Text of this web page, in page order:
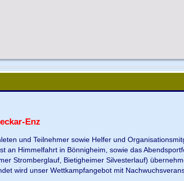
Enz
und Teilnehmer sowie Helfer und
an Himmelfahrt in Bönnigheim, sowie das
Stromberglauf, Bietigheimer Silvesterlauf)
wird unser Wettkampfangebot mit